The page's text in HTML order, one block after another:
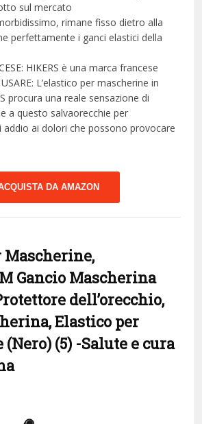
sul mercato
rimane fisso dietro alla
perfettamente i ganci elastici della
HIKERS è una marca francese
L’elastico per mascherine in
procura una reale sensazione di
a questo salvaorecchie per
addio ai dolori che possono provocare
DA AMAZON
Mascherine,
Gancio Mascherina
dell’orecchio,
Elastico per
(5) -Salute e cura